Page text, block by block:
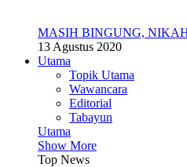
MASIH BINGUNG,
13 Agustus 2020
Utama
Topik Utama
Wawancara
Editorial
Tabayun
Utama
Show More
Top News